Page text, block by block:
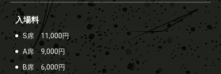
入場料
S席 11,000円
A席 9,000円
B席 6,000円